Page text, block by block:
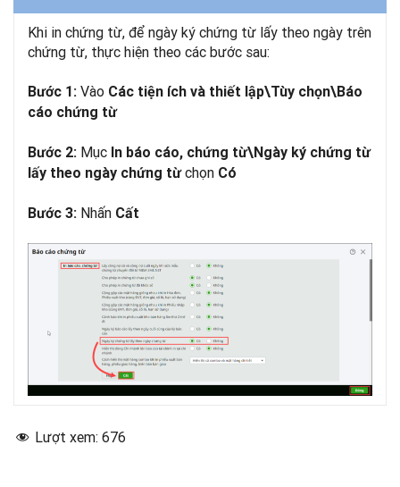
Khi in chứng từ, để ngày ký chứng từ lấy theo ngày trên
chứng từ, thực hiện theo các bước sau:
Bước 1: Vào Các tiện ích và thiết lập\Tùy chọn\Báo
cáo chứng từ
Bước 2: Mục In báo cáo, chứng từ\Ngày ký chứng từ
lấy theo ngày chứng từchọn Có
Bước 3: Nhấn Cất
Lượt xem: 676